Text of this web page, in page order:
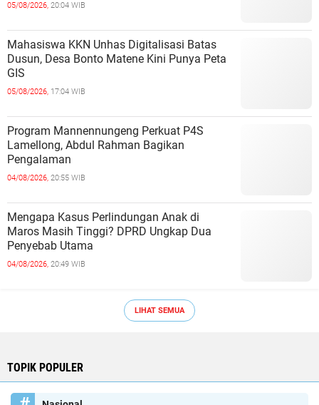
05/08/2026, 20:04 WIB
Mahasiswa KKN Unhas Digitalisasi Batas
Dusun, Desa Bonto Matene Kini Punya Peta
GIS
05/08/2026, 17:04 WIB
Program Mannennungeng Perkuat P4S
Lamellong, Abdul Rahman Bagikan
Pengalaman
04/08/2026, 20:55 WIB
Mengapa Kasus Perlindungan Anak di
Maros Masih Tinggi? DPRD Ungkap Dua
Penyebab Utama
04/08/2026, 20:49 WIB
LIHAT SEMUA
TOPIK POPULER